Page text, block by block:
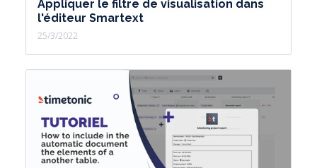
Appliquer le filtre de visualisation dans
l'éditeur Smartext
25/3/2022